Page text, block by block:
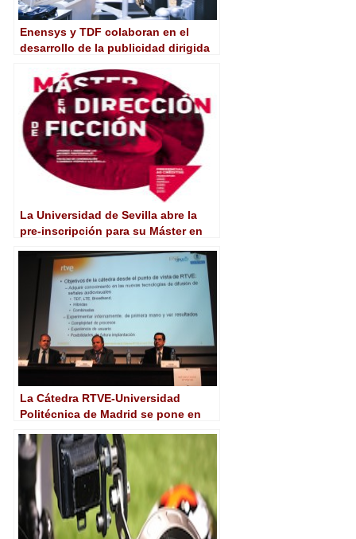
Enensys y TDF colaboran en el
desarrollo de la publicidad dirigida
La Universidad de Sevilla abre la
pre-inscripción para su Máster en
La Cátedra RTVE-Universidad
Politécnica de Madrid se pone en
tecnológico audiovisual